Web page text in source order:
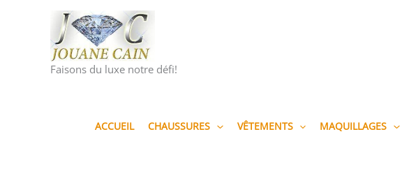
Faisons du luxe notre défi!
ACCUEIL CHAUSSURES VÊTEMENTS MAQUILLAGES